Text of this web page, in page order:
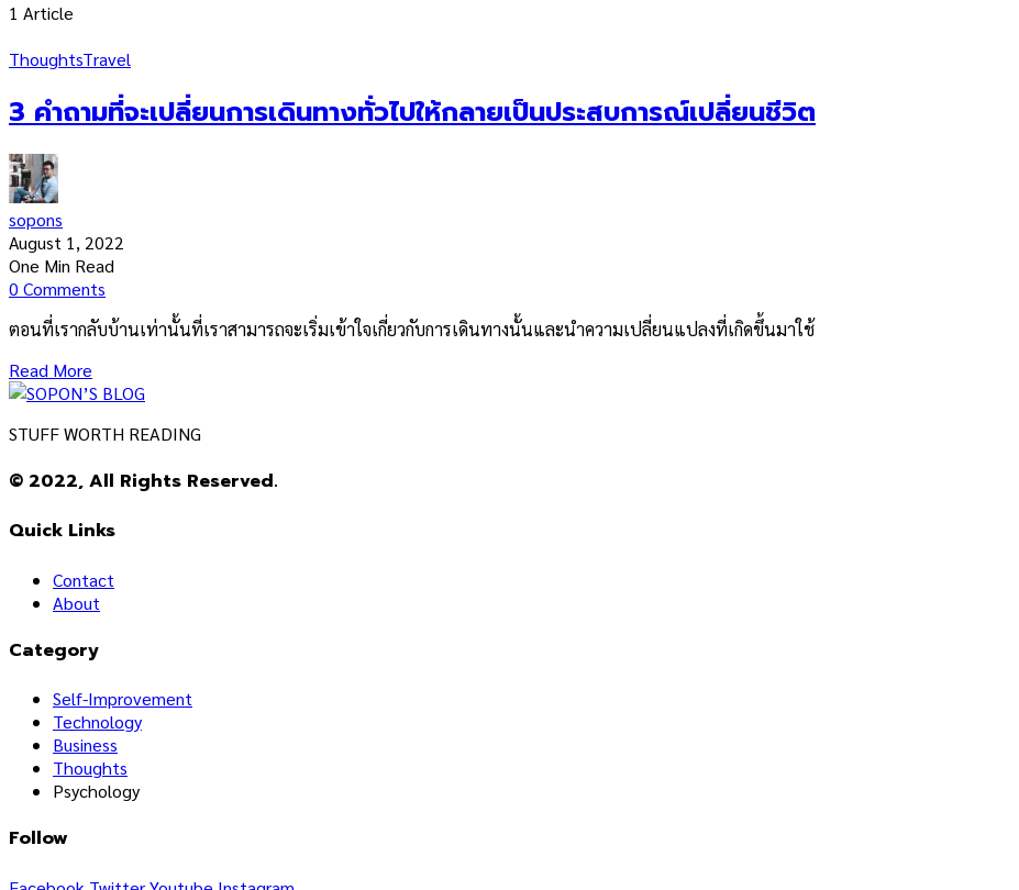
1 Article
ThoughtsTravel
3 คำถามที่จะเปลี่ยนการเดินทางทั่วไปให้กลายเป็นประสบการณ์เปลี่ยนชีวิต
sopons
August 1, 2022
One Min Read
0 Comments
ตอนที่เรากลับบ้านเท่านั้นที่เราสามารถจะเริ่มเข้าใจเกี่ยวกับการเดินทางนั้นและนำความเปลี่ยนแปลงที่เกิดขึ้นมาใช้
Read More
STUFF WORTH READING
© 2022, All Rights Reserved.
Quick Links
Contact
About
Category
Self-Improvement
Technology
Business
Thoughts
Psychology
Follow